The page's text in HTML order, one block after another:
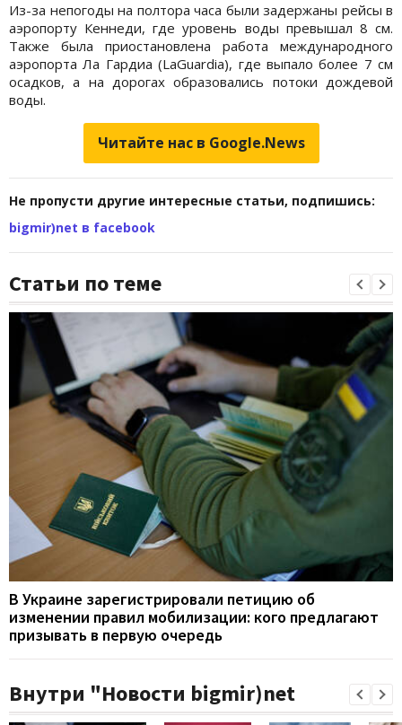
Из-за непогоды на полтора часа были задержаны рейсы в
аэропорту Кеннеди, где уровень воды превышал 8 см.
Также была приостановлена работа международного
аэропорта Ла Гардиа (LaGuardia), где выпало более 7 см
осадков, а на дорогах образовались потоки дождевой
воды.
Читайте нас в Google.News
Не пропусти другие интересные статьи, подпишись:
bigmir)net в facebook
Статьи по теме
В Украине зарегистрировали петицию об
изменении правил мобилизации: кого предлагают
призывать в первую очередь
Внутри "Новости bigmir)net